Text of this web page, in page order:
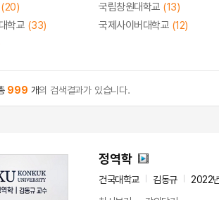
(20) 국립창원대학교 (13)
학교 (33) 국제사이버대학교 (12)
999 개의 검색결과가 있습니다.
정역학
건국대학교 김동규
2022